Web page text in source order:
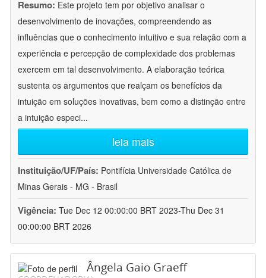
Resumo: Este projeto tem por objetivo analisar o
desenvolvimento de inovações, compreendendo as
influências que o conhecimento intuitivo e sua relação com a
experiência e percepção de complexidade dos problemas
exercem em tal desenvolvimento. A elaboração teórica
sustenta os argumentos que realçam os benefícios da
intuição em soluções inovativas, bem como a distinção entre
a intuição especi...
leia mais
Instituição/UF/País: Pontifícia Universidade Católica de
Minas Gerais - MG - Brasil
Vigência: Tue Dec 12 00:00:00 BRT 2023-Thu Dec 31
00:00:00 BRT 2026
Ângela Gaio Graeff